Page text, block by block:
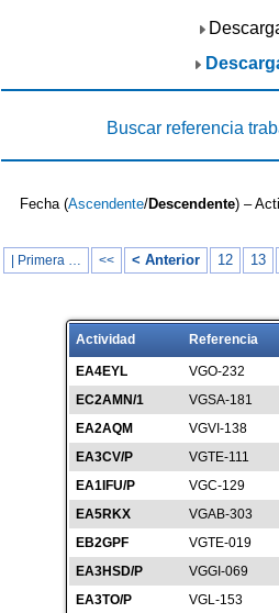
Buscar referencia
Fecha (Ascendente/Descendente) –
| Primera … << < Anterior 12 13
Actividad Referencia
EA4EYL VGO-232
EC2AMN/1
VGSA-181
EA2AQM
VGVI-138
EA3CV/P
VGTE-111
EA1IFU/P
VGC-129
EA5RKX
VGAB-303
EB2GPF
VGTE-019
EA3HSD/P
VGGI-069
EA3TO/P
VGL-153